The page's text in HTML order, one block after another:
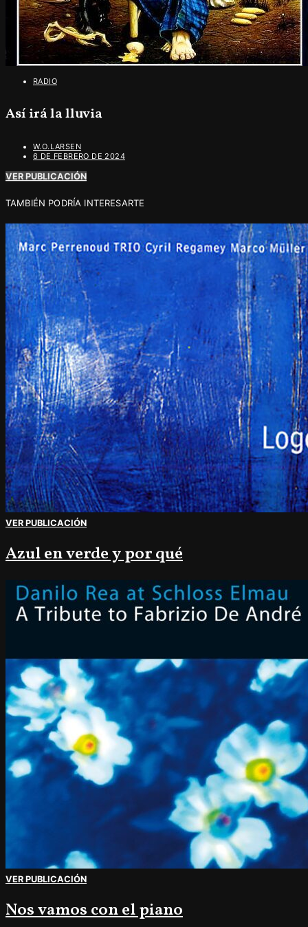
RADIO
Así irá la lluvia
W.O.LARSEN
6 DE FEBRERO DE 2024
VER PUBLICACIÓN
TAMBIÉN PODRÍA INTERESARTE
VER PUBLICACIÓN
Azul en verde y por qué
VER PUBLICACIÓN
Nos vamos con el piano